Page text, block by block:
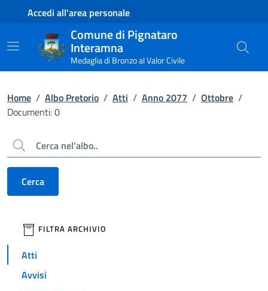
Contenuto principale
Piede di paginaAccedi all'area personale
Comune di Pignataro
Interamna
Medaglia di Bronzo al Valor Civile
Home / Albo Pretorio / Atti / Anno 2077 / Ottobre /
Documenti: 0
Cerca
Cerca
filtri da applicare
FILTRA ARCHIVIO
Atti
Avvisi